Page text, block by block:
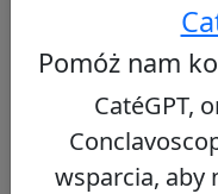
Polski kardynał,
wyważonego
łączącego
otwartością na
społeczeństwie.
Pomóż nam
CatéGPT,
wsparcia, aby